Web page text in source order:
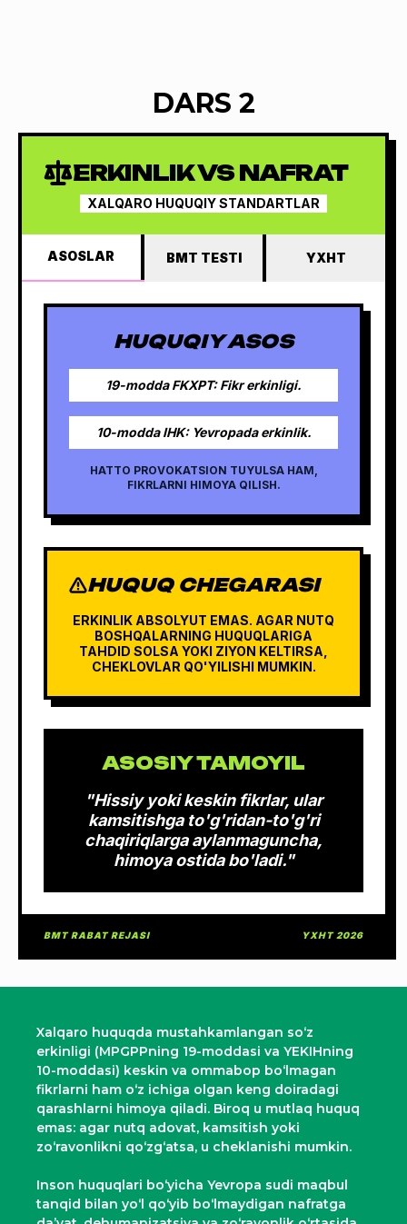
DARS 2
ERKINLIK VS NAFRAT
XALQARO HUQUQIY STANDARTLAR
ASOSLAR BMT TESTI YXHT
HUQUQIY ASOS
19-modda FKXPT: Fikr erkinligi.
10-modda IHK: Yevropada erkinlik.
HATTO PROVOKATSION TUYULSA HAM,
FIKRLARNI HIMOYA QILISH.
HUQUQ CHEGARASI
ERKINLIK ABSOLYUT EMAS. AGAR NUTQ
BOSHQALARNING HUQUQLARIGA
TAHDID SOLSA YOKI ZIYON KELTIRSA,
CHEKLOVLAR QO'YILISHI MUMKIN.
ASOSIY TAMOYIL
"Hissiy yoki keskin fikrlar, ular
kamsitishga to'g'ridan-to'g'ri
chaqiriqlarga aylanmaguncha,
himoya ostida bo'ladi."
BMT RABAT REJASI YXHT 2026
Xalqaro huquqda mustahkamlangan so‘z
erkinligi (MPGPPning 19-moddasi va YEKIHning
10-moddasi) keskin va ommabop bo‘lmagan
fikrlarni ham o‘z ichiga olgan keng doiradagi
qarashlarni himoya qiladi. Biroq u mutlaq huquq
emas: agar nutq adovat, kamsitish yoki
zo‘ravonlikni qo‘zg‘atsa, u cheklanishi mumkin.
Inson huquqlari bo‘yicha Yevropa sudi maqbul
tanqid bilan yo‘l qo‘yib bo‘lmaydigan nafratga